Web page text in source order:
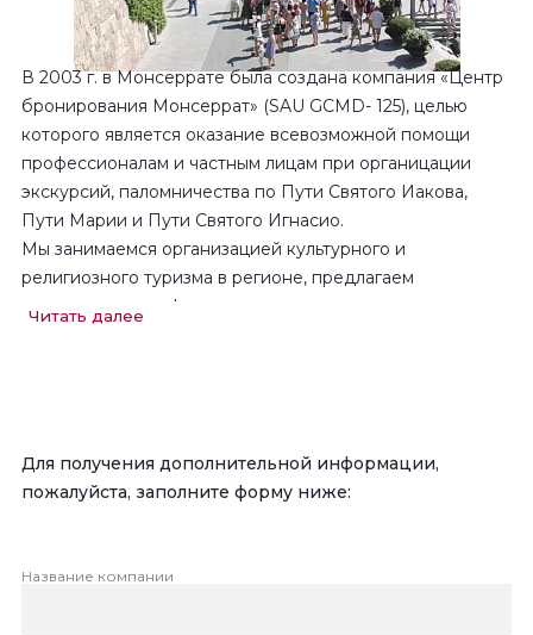
В 2003 г. в Монсеррате была создана компания «Центр
бронирования Монсеррат» (SAU GCMD- 125), целью
которого является оказание всевозможной помощи
профессионалам и частным лицам при органицации
экскурсий, паломничества по Пути Святого Иакова,
Пути Марии и Пути Святого Игнасио.
Мы занимаемся организацией культурного и
религиозного туризма в регионе, предлагаем
консультации по формированию турпакетов, маршрутов
проживание для своих клиентов, а также получить
информацию о наших услугах, экскурсиях, ресторанах,
помогут вам быстро и легко организовать свою поездку
Читать далее
Для получения дополнительной информации,
пожалуйста, заполните форму ниже:
Название компании